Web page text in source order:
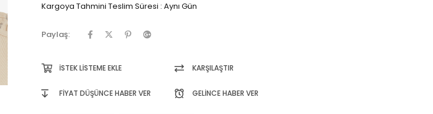
Kargoya Tahmini Teslim Süresi : Aynı Gün
Paylaş:
İSTEK LISTEME EKLE KARŞILAŞTIR
FIYAT DÜŞÜNCE HABER VER GELINCE HABER VER